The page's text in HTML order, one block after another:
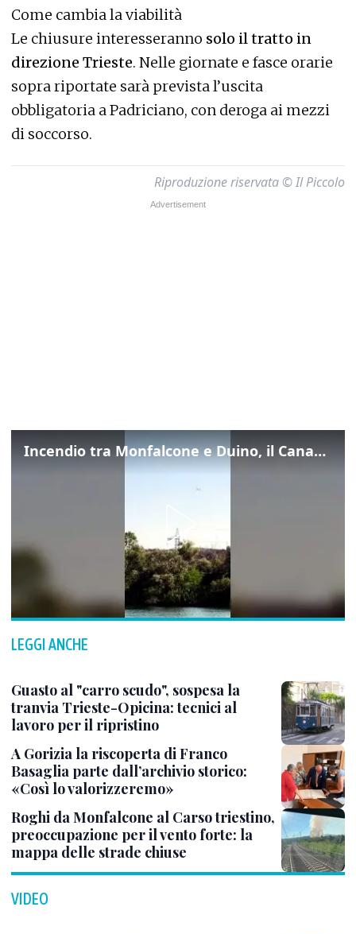
Come cambia la viabilità
Le chiusure interesseranno solo il tratto in
direzione Trieste. Nelle giornate e fasce orarie
sopra riportate sarà prevista l’uscita
obbligatoria a Padriciano, con deroga ai mezzi
di soccorso.
Riproduzione riservata © Il Piccolo
Incendio tra Monfalcone e Duino, il Canadair in azione per fermare le fiamme sul fronte dell’A4
LEGGI ANCHE
Guasto al "carro scudo", sospesa la
tranvia Trieste-Opicina: tecnici al
lavoro per il ripristino
A Gorizia la riscoperta di Franco
Basaglia parte dall’archivio storico:
«Così lo valorizzeremo»
Roghi da Monfalcone al Carso triestino,
preoccupazione per il vento forte: la
mappa delle strade chiuse
VIDEO